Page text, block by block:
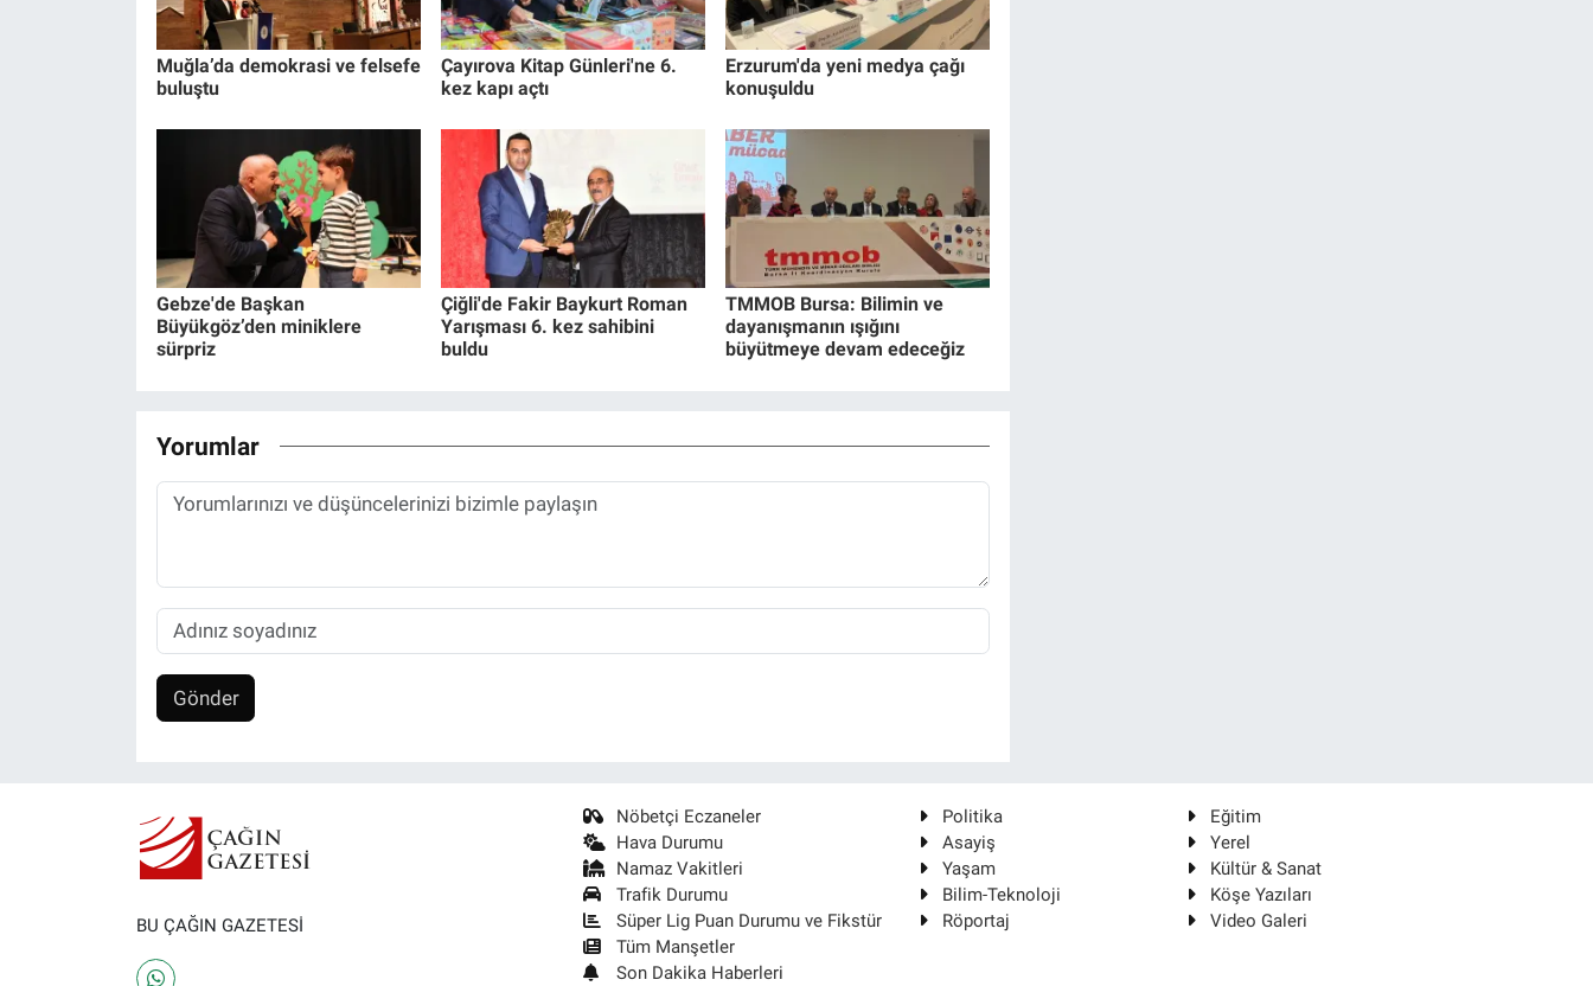
Muğla’da demokrasi ve felsefe
buluştu
Çayırova Kitap Günleri'ne 6.
kez kapı açtı
Erzurum'da yeni medya çağı
konuşuldu
Gebze'de Başkan
Büyükgöz’den miniklere
sürpriz
Çiğli'de Fakir Baykurt Roman
Yarışması 6. kez sahibini
buldu
TMMOB Bursa: Bilimin ve
dayanışmanın ışığını
büyütmeye devam edeceğiz
Yorumlar
Gönder
BU ÇAĞIN GAZETESİ
Nöbetçi Eczaneler
Hava Durumu
Namaz Vakitleri
Trafik Durumu
Süper Lig Puan Durumu ve Fikstür
Tüm Manşetler
Son Dakika Haberleri
Politika
Eğitim
Asayiş
Yerel
Yaşam
Kültür & Sanat
Bilim-Teknoloji
Köşe Yazıları
Röportaj
Video Galeri